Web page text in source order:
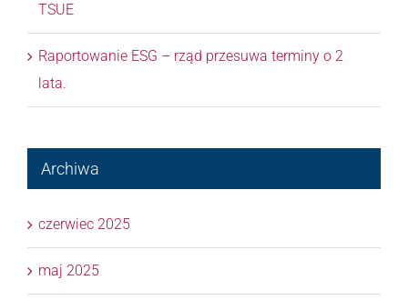
TSUE
Raportowanie ESG – rząd przesuwa terminy o 2
lata.
Archiwa
czerwiec 2025
maj 2025